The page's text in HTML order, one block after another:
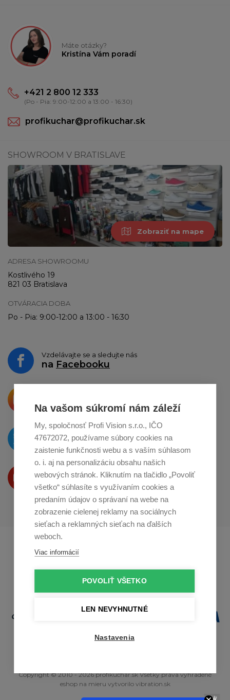
Máte otázky?
Kristína Vám poradí
+421 2 800 12 333
(Po - Pia: 9:00-12:00 a 13:00 - 16:30)
profikuchar@profikuchar.sk
SHOWROOM V BRATISLAVE
Zobraziť na mape
ADRESA SHOWROOMU
Kostlivého 19
821 03 Bratislava
OTVÁRACIA DOBA
Po - Pia: 9:00-12:00 a 13:00 - 16:30
Vzdelávajte se a sledujte nás
na Facebooku
o zdieľanie naInstagrame
O novinkách píšeme
naTwitteri
Produkty Vám predstavujeme
na Youtube
Profikuchař.cz
Copyright © 2010 - 2026 profikuchar.sk Všetky práva vyhradené
eshop na mieru vytvorilo vibration.sk
Na vašom súkromí nám záleží
My, spoločnosť Profi Vision s.r.o., IČO
47672072, používame súbory cookies na
zaistenie funkčnosti webu a s vaším súhlasom
o. i. aj na personalizáciu obsahu našich
webových stránok. Kliknutím na tlačidlo „Povoliť
všetko“ súhlasíte s využívaním cookies a
predaním údajov o správaní na webe na
zobrazenie cielenej reklamy na sociálnych
sieťach a reklamných sieťach na ďalších
weboch.
Viac informácií
POVOLIŤ VŠETKO
LEN NEVYHNUTNÉ
Nastavenia